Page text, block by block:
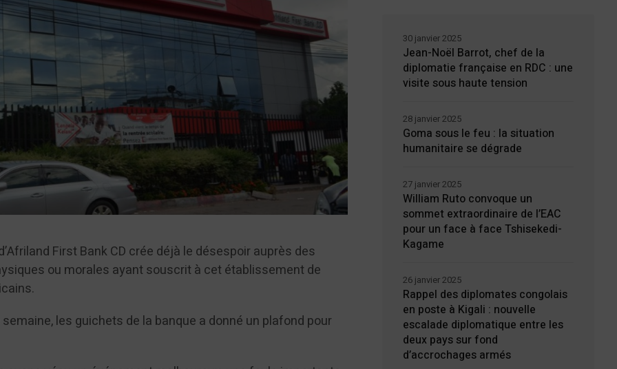
First Bank CD crée déjà le désespoir auprès des
ou morales ayant souscrit à cet établissement de
les guichets de la banque a donné un plafond pour
Jean-Noël Barrot, chef de la
diplomatie française en RDC : une
visite sous haute tension
30 janvier 2025
Goma sous le feu : la situation
humanitaire se dégrade
28 janvier 2025
William Ruto convoque un
sommet extraordinaire de l’EAC
pour un face à face Tshisekedi-
Kagame
27 janvier 2025
Rappel des diplomates congolais
en poste à Kigali : nouvelle
escalade diplomatique entre les
deux pays sur fond
d’accrochages armés
26 janvier 2025